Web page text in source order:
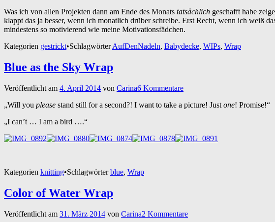
Was ich von allen Projekten dann am Ende des Monats tatsächlich geschafft habe
klappt das ja besser, wenn ich monatlich drüber schreibe. Erst Recht, wenn ich weiß
mindestens so motivierend wie meine Motivationsfädchen.
Kategorien gestrickt•SchlagwörterAufDenNadeln, Babydecke, WIPs, Wrap
Blue as the Sky Wrap
Veröffentlicht am 4. April 2014 von Carina6 Kommentare
„Will you please stand still for a second?! I want to take a picture! Just one! Promise!“
„I can’t … I am a bird ….“
Kategorien knitting•Schlagwörterblue, Wrap
Color of Water Wrap
Veröffentlicht am 31. März 2014 von Carina2 Kommentare